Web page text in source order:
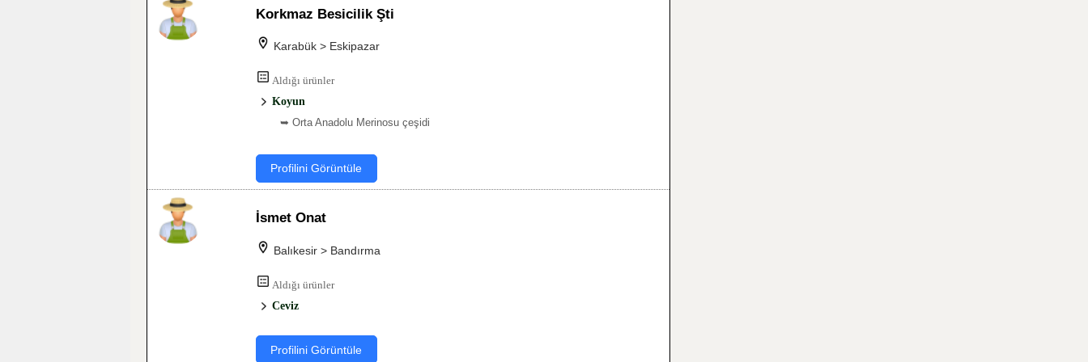
Korkmaz Besicilik Şti
Karabük > Eskipazar
Aldığı ürünler
Koyun
➥ Orta Anadolu Merinosu çeşidi
Profilini Görüntüle
İsmet Onat
Balıkesir > Bandırma
Aldığı ürünler
Ceviz
Profilini Görüntüle